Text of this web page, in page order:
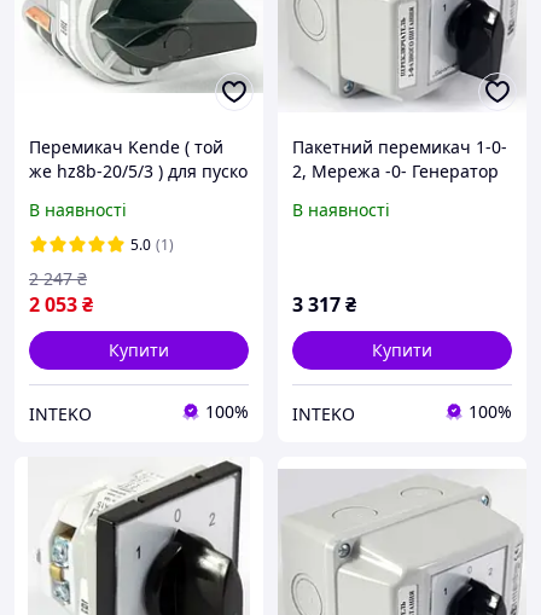
Перемикач Kende ( той
же hz8b-20/5/3 ) для пуско
Spamel 4 роб.
положення+Start, 25А,
KENDE
В наявності
5.0 (1)
2 053₴
2 247 ₴
Купити
INTEKO 100%
Пакетний перемикач 1-0-
2, Мережа -0- Генератор
3.8380OB2 у корпусі IP65
В наявності
3 317₴
Купити
INTEKO 100%